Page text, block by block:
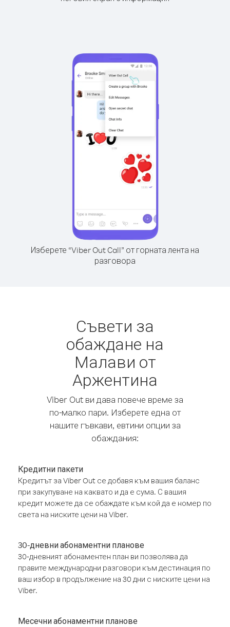
Изберете “Viber Out Call” от горната лента на
разговора
Съвети за
обаждане на
Малави от
Аржентина
Viber Out ви дава повече време за
по-малко пари. Изберете една от
нашите гъвкави, евтини опции за
обаждания:
Кредитни пакети
Кредитът за Viber Out се добавя към вашия баланс
при закупуване на каквато и да е сума. С вашия
кредит можете да се обаждате към кой да е номер по
света на ниските цени на Viber.
30-дневни абонаментни планове
30-дневният абонаментен план ви позволява да
правите международни разговори към дестинация по
ваш избор в продължение на 30 дни с ниските цени на
Viber.
Месечни абонаментни планове